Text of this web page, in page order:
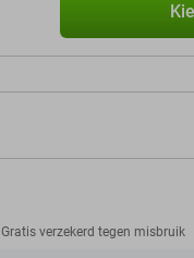
Gratis verzekerd tegen misbruik